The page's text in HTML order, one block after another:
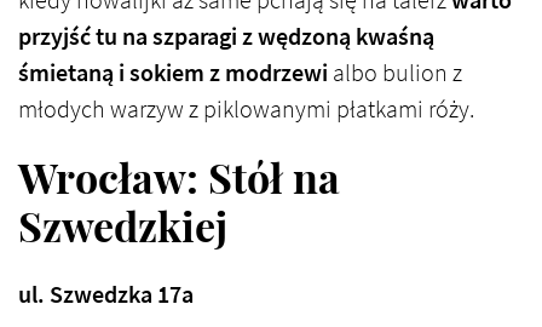
przyjść tu na szparagi z wędzoną kwaśną
śmietaną i sokiem z modrzewi albo bulion z
młodych warzyw z piklowanymi płatkami róży.
Wrocław: Stół na
Szwedzkiej
ul. Szwedzka 17a